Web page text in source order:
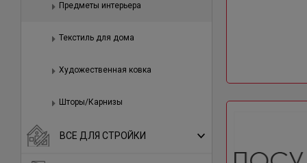
Предметы интерьера
Текстиль для дома
Художественная ковка
Шторы/Карнизы
ВСЕ ДЛЯ СТРОЙКИ